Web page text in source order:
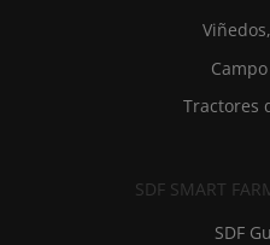
Tractores
SDF SMART
SDF